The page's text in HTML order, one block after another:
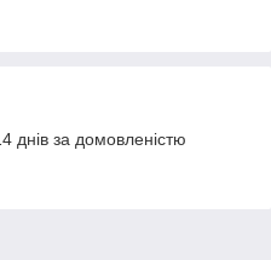
днів за домовленістю